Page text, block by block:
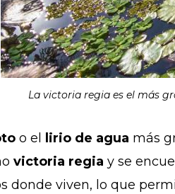
La victoria regia es el más
o el lirio de agua más
victoria regia y se
donde viven, lo que